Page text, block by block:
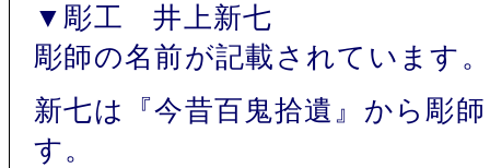
▼彫工 井上新七
彫師の名前が記載されています。
新七は『今昔百鬼拾遺』から彫
す。